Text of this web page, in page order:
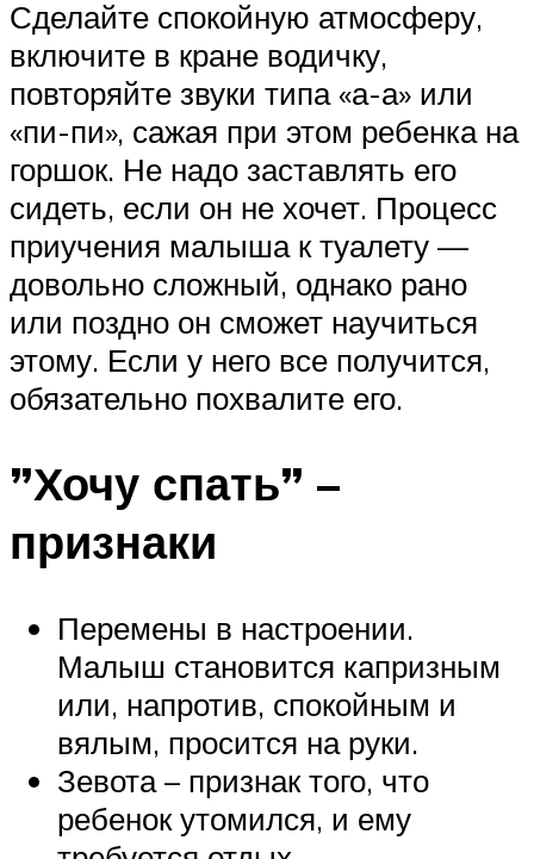
Сделайте спокойную атмосферу,
включите в кране водичку,
повторяйте звуки типа «а-а» или
«пи-пи», сажая при этом ребенка на
горшок. Не надо заставлять его
сидеть, если он не хочет. Процесс
приучения малыша к туалету —
довольно сложный, однако рано
или поздно он сможет научиться
этому. Если у него все получится,
обязательно похвалите его.
”Хочу спать” –
признаки
Перемены в настроении.
Малыш становится капризным
или, напротив, спокойным и
вялым, просится на руки.
Зевота – признак того, что
ребенок утомился, и ему